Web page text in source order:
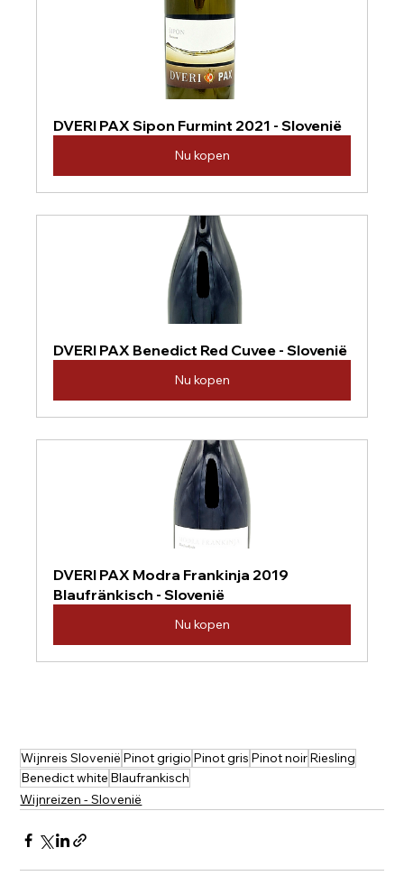
DVERI PAX Sipon Furmint 2021 - Slovenië
Nu kopen
DVERI PAX Benedict Red Cuvee - Slovenië
Nu kopen
DVERI PAX Modra Frankinja 2019
Blaufränkisch - Slovenië
Nu kopen
Wijnreis Slovenië Pinot grigio Pinot gris Pinot noirRiesling
Benedict white Blaufrankisch
Wijnreizen - Slovenië